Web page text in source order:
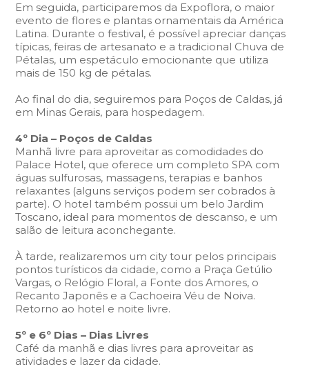
Em seguida, participaremos da Expoflora, o maior
evento de flores e plantas ornamentais da América
Latina. Durante o festival, é possível apreciar danças
típicas, feiras de artesanato e a tradicional Chuva de
Pétalas, um espetáculo emocionante que utiliza
mais de 150 kg de pétalas.
Ao final do dia, seguiremos para Poços de Caldas, já
em Minas Gerais, para hospedagem.
4º Dia – Poços de Caldas
Manhã livre para aproveitar as comodidades do
Palace Hotel, que oferece um completo SPA com
águas sulfurosas, massagens, terapias e banhos
relaxantes (alguns serviços podem ser cobrados à
parte). O hotel também possui um belo Jardim
Toscano, ideal para momentos de descanso, e um
salão de leitura aconchegante.
À tarde, realizaremos um city tour pelos principais
pontos turísticos da cidade, como a Praça Getúlio
Vargas, o Relógio Floral, a Fonte dos Amores, o
Recanto Japonês e a Cachoeira Véu de Noiva.
Retorno ao hotel e noite livre.
5º e 6º Dias – Dias Livres
Café da manhã e dias livres para aproveitar as
atividades e lazer da cidade.